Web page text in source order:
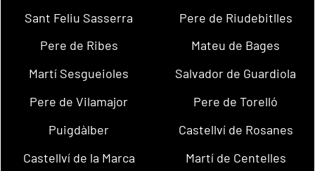
Sant Feliu Sasserra
Pere de Riudebitlles
Pere de Ribes
Mateu de Bages
Martí Sesgueioles
Salvador de Guardiola
Pere de Vilamajor
Pere de Torelló
Puigdàlber
Castellví de Rosanes
Castellví de la Marca
Martí de Centelles